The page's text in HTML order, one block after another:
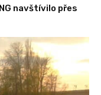
navštívilo přes